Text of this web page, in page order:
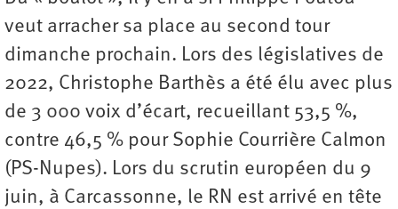
veut arracher sa place au second tour
dimanche prochain. Lors des législatives de
2022, Christophe Barthès a été élu avec plus
de 3 000 voix d’écart, recueillant 53,5 %,
contre 46,5 % pour Sophie Courrière Calmon
(PS-Nupes). Lors du scrutin européen du 9
juin, à Carcassonne, le RN est arrivé en tête